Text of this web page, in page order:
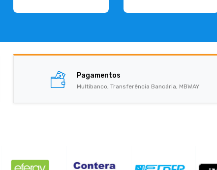
Pagamentos
Multibanco, Transferência Bancária, MBWAY